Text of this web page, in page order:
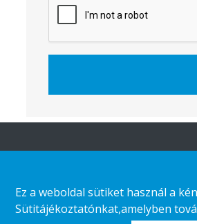
Szervezeti felépítés
Ez a weboldal sütiket használ a
Sütitájékoztatónkat,amelyben